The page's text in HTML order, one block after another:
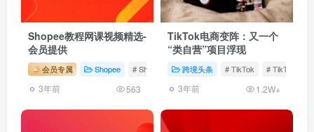
Shopee教程网课视频精选-
会员提供
会员专属 Shopee # Shopee教程 # Shopee运营 # Shopee选品
3年前 563
TikTok电商变阵：又一个
“类自营”项目浮现
跨境头条 # TikTok # TikTok运营
3年前 1.2W+